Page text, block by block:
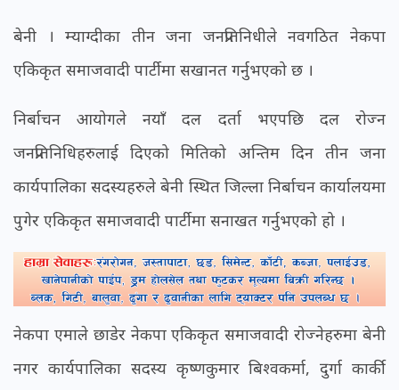
बेनी । म्याग्दीका तीन जना जनप्रतिनिधीले नवगठित नेकपा
एकिकृत समाजवादी पार्टीमा सखानत गर्नुभएको छ ।
निर्बाचन आयोगले नयाँ दल दर्ता भएपछि दल रोज्न
जनप्रतिनिधिहरुलाई दिएको मितिको अन्तिम दिन तीन जना
कार्यपालिका सदस्यहरुले बेनी स्थित जिल्ला निर्बाचन कार्यालयमा
पुगेर एकिकृत समाजवादी पार्टीमा सनाखत गर्नुभएको हो ।
नेकपा एमाले छाडेर नेकपा एकिकृत समाजवादी रोज्नेहरुमा बेनी
नगर कार्यपालिका सदस्य कृष्णकुमार बिश्वकर्मा, दुर्गा कार्की